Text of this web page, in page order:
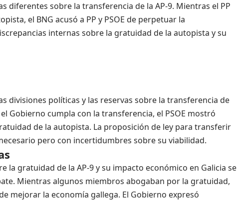
diferentes sobre la transferencia de la AP-9. Mientras el PP
el BNG acusó a PP y PSOE de perpetuar la
internas sobre la gratuidad de la autopista y su
divisiones políticas y las reservas sobre la transferencia de
Gobierno cumpla con la transferencia, el PSOE mostró
de la autopista. La proposición de ley para transferir
pero con incertidumbres sobre su viabilidad.
la gratuidad de la AP-9 y su impacto económico en Galicia se
Mientras algunos miembros abogaban por la gratuidad,
mejorar la economía gallega. El Gobierno expresó